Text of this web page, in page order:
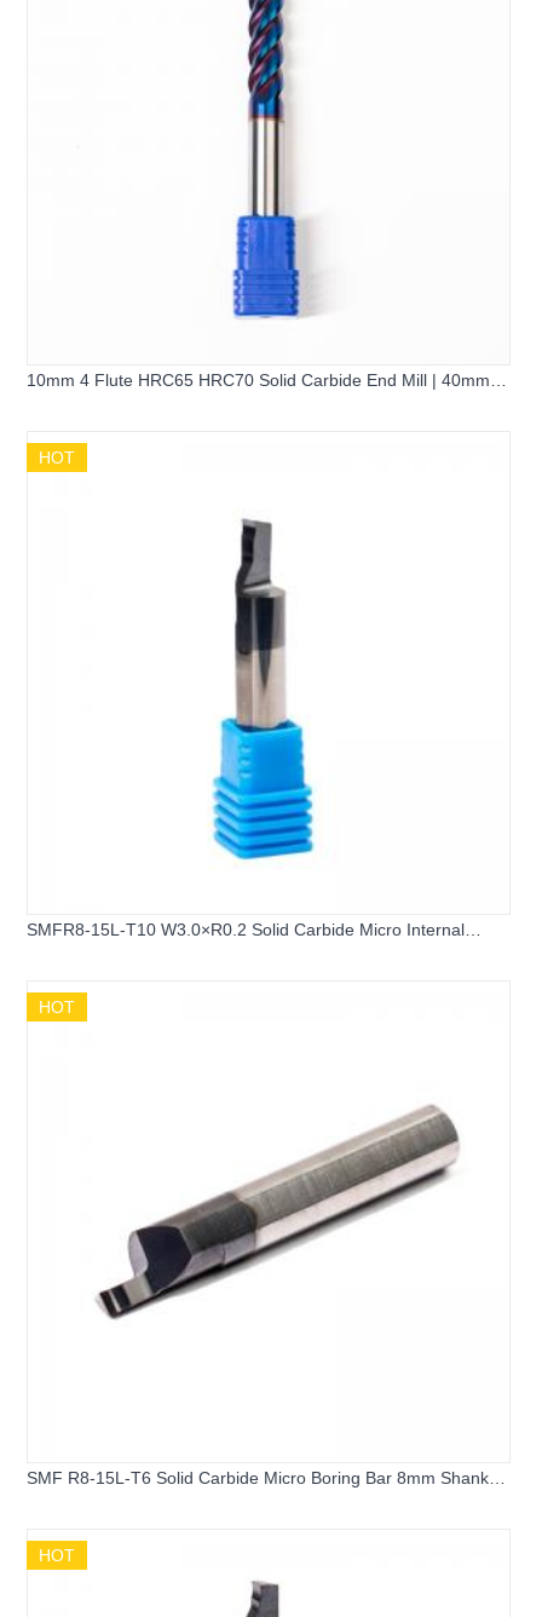
10mm 4 Flute HRC65 HRC70 Solid Carbide End Mill | 40mm
Hardened Steel
HOT
SMFR8-15L-T10 W3.0×R0.2 Solid Carbide Micro Internal
HOT
SMF R8-15L-T6 Solid Carbide Micro Boring Bar 8mm Shank
HOT